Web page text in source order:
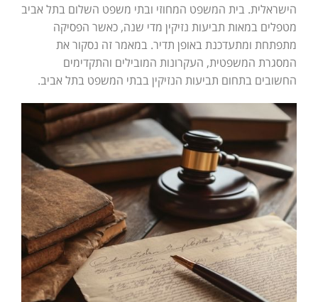
הישראלית. בית המשפט המחוזי ובתי משפט השלום בתל אביב
מטפלים במאות תביעות נזיקין מדי שנה, כאשר הפסיקה
מתפתחת ומתעדכנת באופן תדיר. במאמר זה נסקור את
המסגרת המשפטית, העקרונות המובילים והתקדימים
החשובים בתחום תביעות הנזיקין בבתי המשפט בתל אביב.